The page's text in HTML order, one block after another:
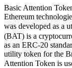
Basic Attention
Ethereum
was developed as a
(BAT) is a
as an ERC-20
utility token for the
Attention Token is